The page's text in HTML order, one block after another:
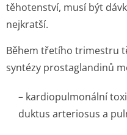
těhotenství, musí být
nejkratší.
Během třetího trimestru
syntézy prostaglandinů
– kardiopulmonální
duktus arteriosus a